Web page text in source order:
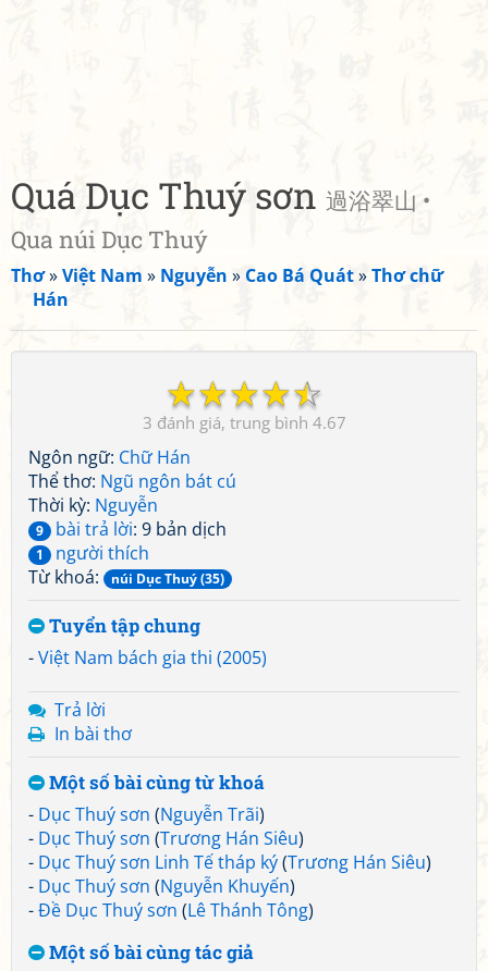
Quá Dục Thuý sơn 過浴翠山 •
Qua núi Dục Thuý
Thơ»Việt Nam » Nguyễn » Cao Bá Quát»Thơ chữ
Hán
☆
☆
☆
☆
☆
3 4.67
Ngôn ngữ: Chữ Hán
Thể thơ: Ngũ ngôn bát cú
Thời kỳ: Nguyễn
9 bài trả lời: 9 bản dịch
1
người thích
Từ khoá:
núi Dục Thuý (35)
Tuyển tập chung
-Việt Nam bách gia thi (2005)
Trả lời
In bài thơ
Một số bài cùng từ khoá
- Dục Thuý sơn (Nguyễn Trãi)
- Dục Thuý sơn (Trương Hán Siêu)
- Dục Thuý sơn Linh Tế tháp ký(Trương Hán Siêu)
- Dục Thuý sơn (Nguyễn Khuyến)
-Đề Dục Thuý sơn (Lê Thánh Tông)
Một số bài cùng tác giả